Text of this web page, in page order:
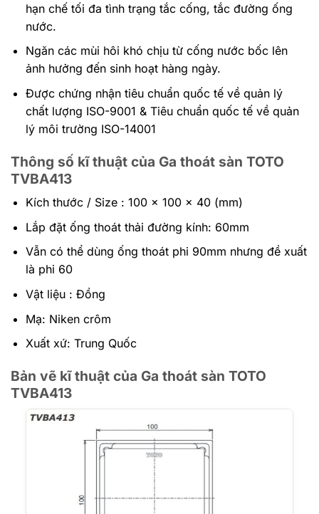
hạn chế tối đa tình trạng tắc cống, tắc đường ống
nước.
Ngăn các mùi hôi khó chịu từ cống nước bốc lên
ảnh hưởng đến sinh hoạt hàng ngày.
Được chứng nhận tiêu chuẩn quốc tế về quản lý
chất lượng ISO-9001 & Tiêu chuẩn quốc tế về quản
lý môi trường ISO-14001
Thông số kĩ thuật của Ga thoát sàn TOTO
TVBA413
Kích thước / Size : 100 x 100 x 40 (mm)
Lắp đặt ống thoát thải đường kính: 60mm
Vẫn có thể dùng ống thoát phi 90mm nhưng đề xuất
là phi 60
Vật liệu : Đồng
Mạ: Niken crôm
Xuất xứ: Trung Quốc
Bản vẽ kĩ thuật của Ga thoát sàn TOTO
TVBA413